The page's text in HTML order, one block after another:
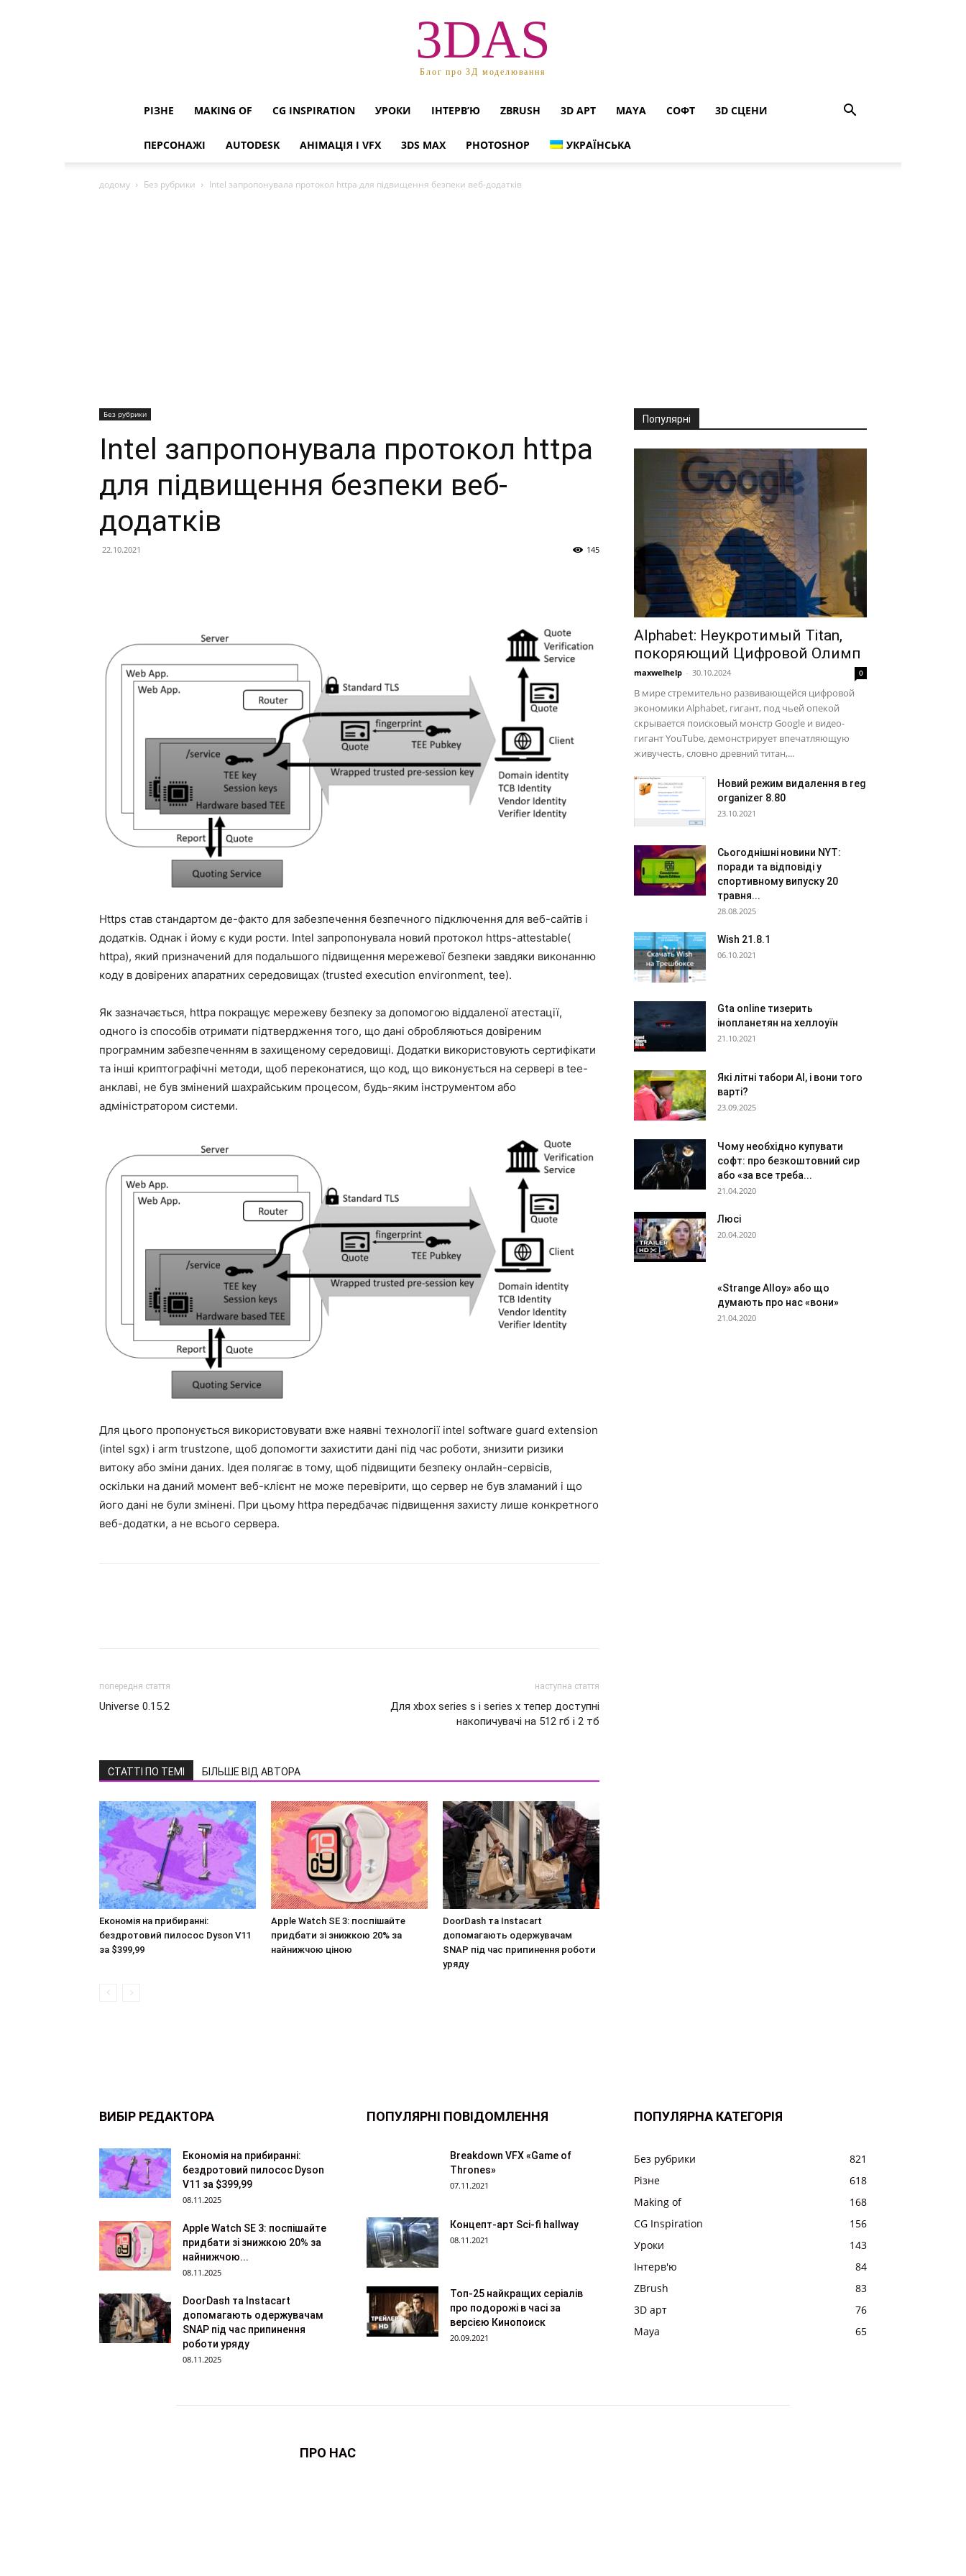
3DAS
Блог про 3Д моделювання
РІЗНЕ MAKING OF CG INSPIRATION УРОКИ ІНТЕРВ’Ю ZBRUSH 3D АРТ MAYA СОФТ 3D СЦЕНИ
ПЕРСОНАЖІ AUTODESK АНІМАЦІЯ І VFX 3DS MAX PHOTOSHOP УКРАЇНСЬКА
додому Без рубрики Intel запропонувала протокол httpa для підвищення безпеки веб-додатків
Без рубрики
Intel запропонувала протокол httpa
для підвищення безпеки веб-
додатків
22.10.2021 145
Https став стандартом де-факто для забезпечення безпечного підключення для веб-сайтів і
додатків. Однак і йому є куди рости. Intel запропонувала новий протокол https-attestable(
httpa), який призначений для подальшого підвищення мережевої безпеки завдяки виконанню
коду в довірених апаратних середовищах (trusted execution environment, tee).
Як зазначається, httpa покращує мережеву безпеку за допомогою віддаленої атестації,
одного із способів отримати підтвердження того, що дані обробляються довіреним
програмним забезпеченням в захищеному середовищі. Додатки використовують сертифікати
та інші криптографічні методи, щоб переконатися, що код, що виконується на сервері в tee-
анклаві, не був змінений шахрайським процесом, будь-яким інструментом або
адміністратором системи.
Для цього пропонується використовувати вже наявні технології intel software guard extension
(intel sgx) і arm trustzone, щоб допомогти захистити дані під час роботи, знизити ризики
витоку або зміни даних. Ідея полягає в тому, щоб підвищити безпеку онлайн-сервісів,
оскільки на даний момент веб-клієнт не може перевірити, що сервер не був зламаний і що
його дані не були змінені. При цьому httpa передбачає підвищення захисту лише конкретного
веб-додатки, а не всього сервера.
попередня стаття
Universe 0.15.2
наступна стаття
Для xbox series s і series x тепер доступні
накопичувачі на 512 гб і 2 тб
СТАТТІ ПО ТЕМІ БІЛЬШЕ ВІД АВТОРА
Економія на прибиранні:
бездротовий пилосос Dyson V11
за $399,99
Apple Watch SE 3: поспішайте
придбати зі знижкою 20% за
найнижчою ціною
DoorDash та Instacart
допомагають одержувачам
SNAP під час припинення роботи
уряду
Популярні
Alphabet: Неукротимый Titan,
покоряющий Цифровой Олимп
maxwelhelp - 30.10.2024 0
В мире стремительно развивающейся цифровой
экономики Alphabet, гигант, под чьей опекой
скрывается поисковый монстр Google и видео-
гигант YouTube, демонстрирует впечатляющую
живучесть, словно древний титан,...
Новий режим видалення в reg
organizer 8.80
23.10.2021
Сьогоднішні новини NYT:
поради та відповіді у
спортивному випуску 20
травня...
28.08.2025
Wish 21.8.1
06.10.2021
Gta online тизерить
інопланетян на хеллоуїн
21.10.2021
Які літні табори AI, і вони того
варті?
23.09.2025
Чому необхідно купувати
софт: про безкоштовний сир
або «за все треба...
21.04.2020
Люсі
20.04.2020
«Strange Alloy» або що
думають про нас «вони»
21.04.2020
ВИБІР РЕДАКТОРА
Економія на прибиранні:
бездротовий пилосос Dyson
V11 за $399,99
08.11.2025
Apple Watch SE 3: поспішайте
придбати зі знижкою 20% за
найнижчою...
08.11.2025
DoorDash та Instacart
допомагають одержувачам
SNAP під час припинення
роботи уряду
08.11.2025
ПОПУЛЯРНІ ПОВІДОМЛЕННЯ
Breakdown VFX «Game of
Thrones»
07.11.2021
Концепт-арт Sci-fi hallway
08.11.2021
Топ-25 найкращих серіалів
про подорожі в часі за
версією Кинопоиск
20.09.2021
ПОПУЛЯРНА КАТЕГОРІЯ
Без рубрики
821
Різне
618
Making of
168
CG Inspiration
156
Уроки
143
Інтерв'ю
84
ZBrush
83
3D арт
76
Maya
65
ПРО НАС